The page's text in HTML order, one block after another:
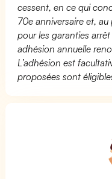
cessent, en ce qui
70e anniversaire et,
pour les garanties arrêt
adhésion annuelle
L’adhésion est
proposées sont